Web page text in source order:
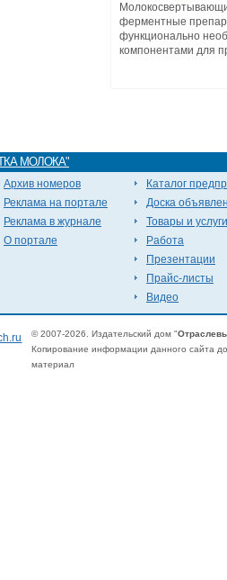
ферментные
функционально
компонентами для
МОЛОКА"
Архив номеров
Реклама на портале
Реклама в журнале
О портале
Каталог
Доска
Товары и услуги
Работа
Презентации
Прайс-листы
Видео
© 2007-2026. Издательский дом "
Копирование информации данного сайта
материал